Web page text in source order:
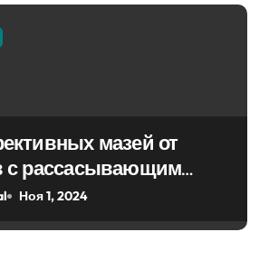
мазей от
с рассасывающим
Ноя 1, 2024